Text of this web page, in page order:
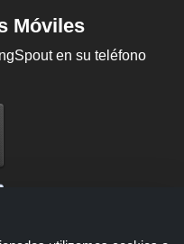
Móviles
en su teléfono